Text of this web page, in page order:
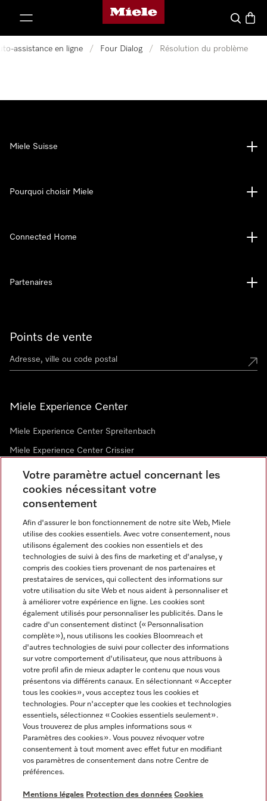
Page d'accueil de Miele
Search
assistance en ligne / Four Dialog / Résolution du problème
Points de vente
Miele Experience Center
Miele Experience Center Spreitenbach
Miele Experience Center Crissier
Newsletter
Langue
FRANÇAIS
Miele Suisse
Pourquoi choisir Miele
Connected Home
Partenaires
Mentions légales
CGV
Protection des données
Miele sur Youtube
Votre paramètre actuel concernant les
cookies nécessitant votre
consentement
Afin d'assurer le bon fonctionnement de notre site Web, Miele
utilise des cookies essentiels. Avec votre consentement, nous
utilisons également des cookies non essentiels et des
technologies de suivi à des fins de marketing et d'analyse, y
compris des cookies tiers provenant de nos partenaires et
prestataires de services, qui collectent des informations sur
votre utilisation du site Web et nous aident à personnaliser et
à améliorer votre expérience en ligne. Les cookies sont
également utilisés pour personnaliser les publicités. Dans le
cadre d'un consentement distinct (« Personnalisation
complète »), nous utilisons les cookies Bloomreach et
d'autres technologies de suivi pour collecter des informations
sur votre comportement d'utilisateur, que nous attribuons à
votre profil afin de mieux adapter le contenu que nous vous
présentons via différents canaux. En sélectionnant « Accepter
tous les cookies », vous acceptez tous les cookies et
technologies. Pour n'accepter que les cookies et technologies
essentiels, sélectionnez « Cookies essentiels seulement».
Vous trouverez de plus amples informations sous «
Paramètres des cookies ». Vous pouvez révoquer votre
consentement à tout moment avec effet futur en modifiant
vos paramètres de consentement dans notre Centre de
préférences.
Mentions légales Protection des données Cookies